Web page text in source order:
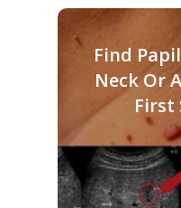
Find
Neck Or
First